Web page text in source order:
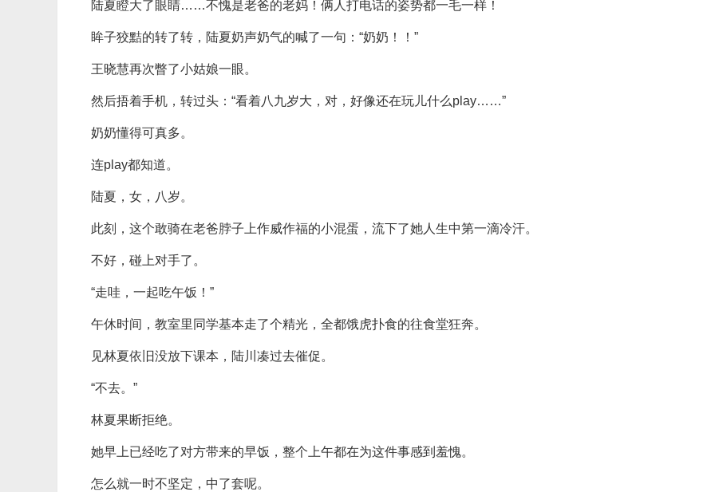
陆夏瞪大了眼睛……不愧是老爸的老妈！俩人打电话的姿势都一毛一样！
眸子狡黠的转了转，陆夏奶声奶气的喊了一句：“奶奶！！”
王晓慧再次瞥了小姑娘一眼。
然后捂着手机，转过头：“看着八九岁大，对，好像还在玩儿什么play……”
奶奶懂得可真多。
连play都知道。
陆夏，女，八岁。
此刻，这个敢骑在老爸脖子上作威作福的小混蛋，流下了她人生中第一滴冷汗。
不好，碰上对手了。
“走哇，一起吃午饭！”
午休时间，教室里同学基本走了个精光，全都饿虎扑食的往食堂狂奔。
见林夏依旧没放下课本，陆川凑过去催促。
“不去。”
林夏果断拒绝。
她早上已经吃了对方带来的早饭，整个上午都在为这件事感到羞愧。
怎么就一时不坚定，中了套呢。